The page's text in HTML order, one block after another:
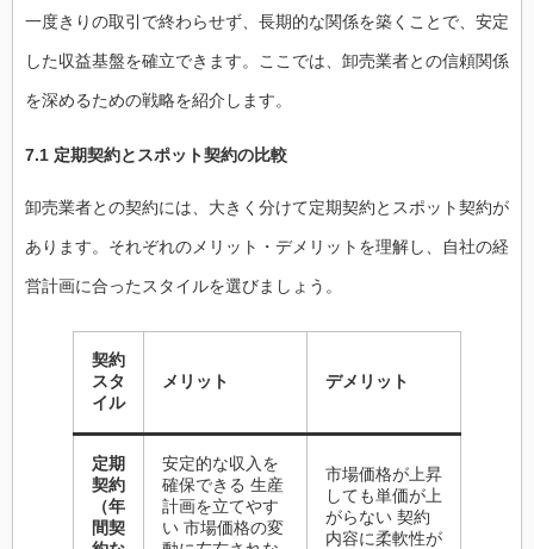
一度きりの取引で終わらせず、長期的な関係を築くことで、安定
した収益基盤を確立できます。ここでは、卸売業者との信頼関係
を深めるための戦略を紹介します。
7.1 定期契約とスポット契約の比較
卸売業者との契約には、大きく分けて定期契約とスポット契約が
あります。それぞれのメリット・デメリットを理解し、自社の経
営計画に合ったスタイルを選びましょう。
契約
スタ
イル
メリット デメリット
定期
契約
（年
間契
安定的な収入を
確保できる 生産
計画を立てやす
い 市場価格の変
市場価格が上昇
しても単価が上
がらない 契約
内容に柔軟性が